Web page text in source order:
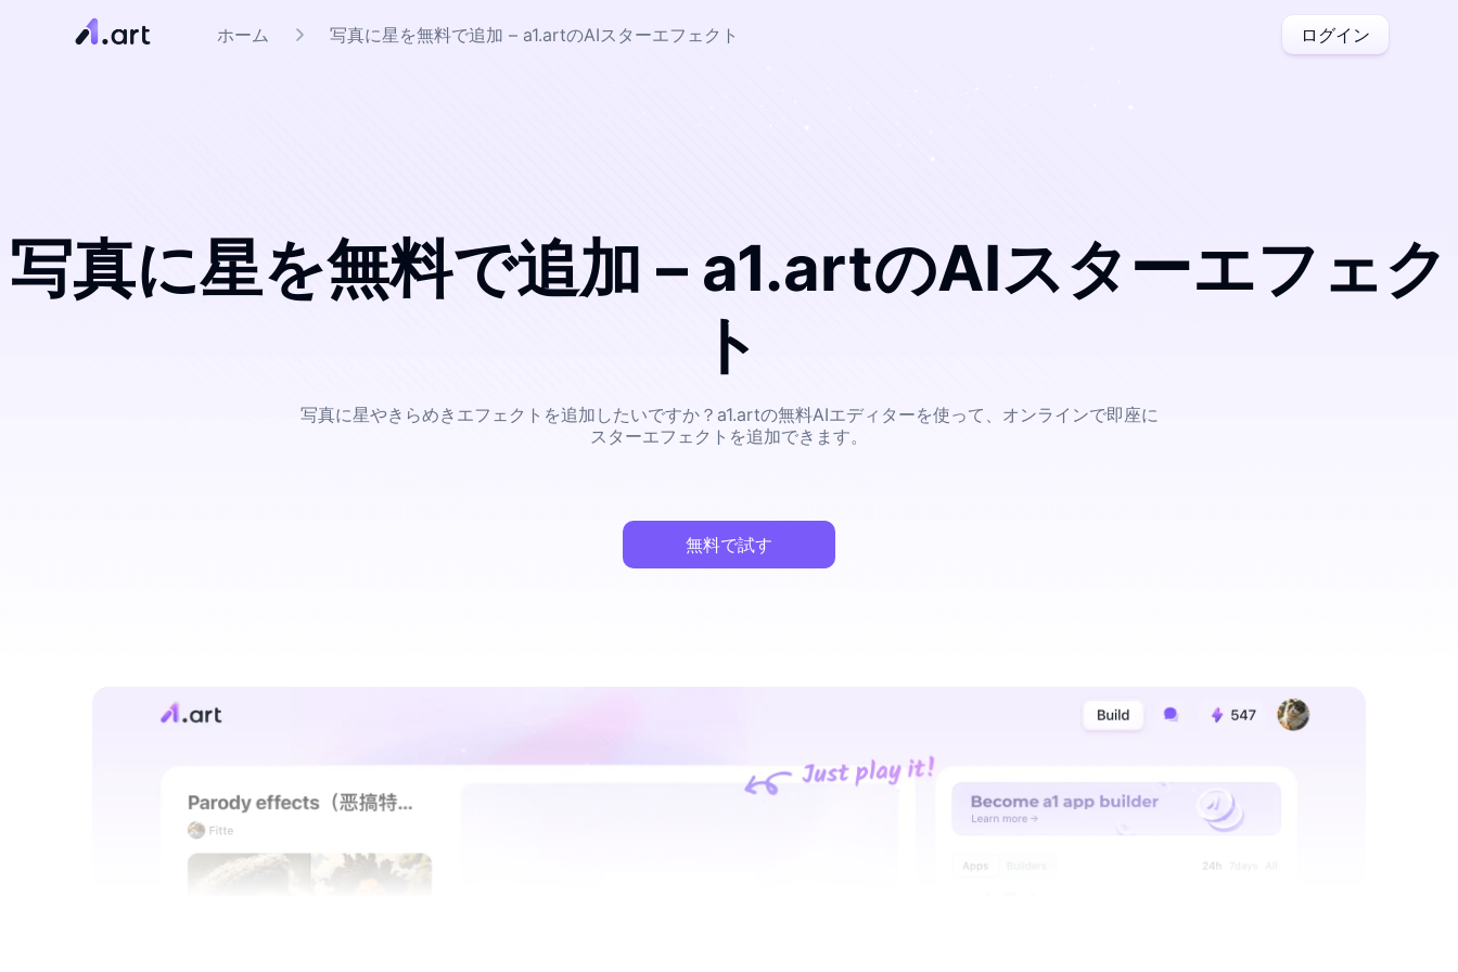
ログイン
ホーム 写真に星を無料で追加 – a1.artのAIスターエフェクト
写真に星を無料で追加 – a1.artのAIスターエフェク
ト
写真に星やきらめきエフェクトを追加したいですか？a1.artの無料AIエディターを使って、オンラインで即座に
スターエフェクトを追加できます。
無料で試す